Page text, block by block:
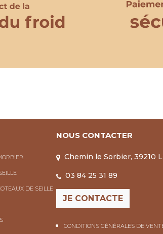
DE SEILLE
NOUS CONTACTER
Chemin le Sorbier, 39210
03 84 25 31 89
JE CONTACTE
CONDITIONS GÉNÉRALES DE